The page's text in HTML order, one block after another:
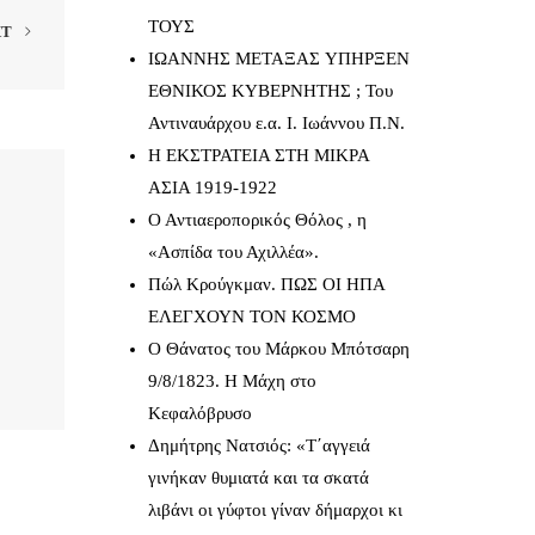
ΤΟΥΣ
IΩΑΝΝΗΣ ΜΕΤΑΞΑΣ YΠΗΡΞΕΝ
ΕΘΝΙΚΟΣ ΚΥΒΕΡΝΗΤΗΣ ; Του
Αντιναυάρχου ε.α. Ι. Ιωάννου Π.Ν.
Η ΕΚΣΤΡΑΤΕΙΑ ΣΤΗ ΜΙΚΡΑ
ΑΣΙΑ 1919-1922
Ο Αντιαεροπορικός Θόλος , η
«Ασπίδα του Αχιλλέα».
Πώλ Κρούγκμαν. ΠΩΣ ΟΙ ΗΠΑ
ΕΛΕΓΧΟΥΝ ΤΟΝ ΚΟΣΜΟ
Ο Θάνατος του Μάρκου Μπότσαρη
9/8/1823. Η Μάχη στο
Κεφαλόβρυσο
Δημήτρης Νατσιός: «Τ΄αγγειά
γινήκαν θυμιατά και τα σκατά
λιβάνι οι γύφτοι γίναν δήμαρχοι κι